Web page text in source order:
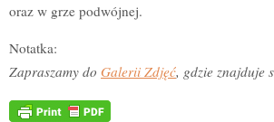
oraz w grze podwójnej.
Notatka:
Zapraszamy do Galerii Zdjęć, gdzie znajduje